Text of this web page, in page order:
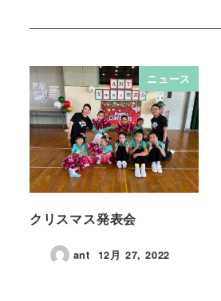
ニュース
クリスマス発表会
ant 12月 27, 2022